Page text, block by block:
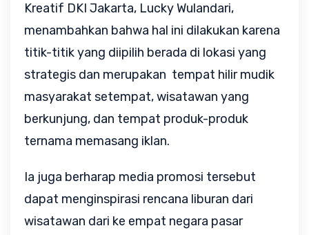
Kreatif DKI Jakarta, Lucky Wulandari,
menambahkan bahwa hal ini dilakukan karena
titik-titik yang diipilih berada di lokasi yang
strategis dan merupakan tempat hilir mudik
masyarakat setempat, wisatawan yang
berkunjung, dan tempat produk-produk
ternama memasang iklan.
Ia juga berharap media promosi tersebut
dapat menginspirasi rencana liburan dari
wisatawan dari ke empat negara pasar